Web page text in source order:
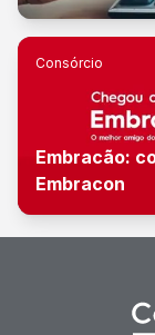
Consórcio
Embracão:
Embracon